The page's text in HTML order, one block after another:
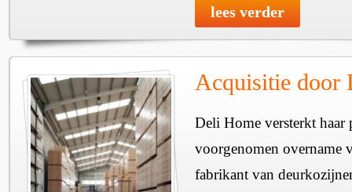
lees verder
Acquisitie door
Deli Home versterkt haar
voorgenomen overname
fabrikant van